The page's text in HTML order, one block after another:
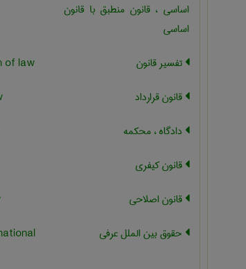
اساسی ، قانون منطبق با قانون
اساسی
تفسیر قانون
of law
قانون قرارداد
دادگاه ، محکمه
قانون کیفری
قانون اصلاحی
حقوق بین الملل عرفی